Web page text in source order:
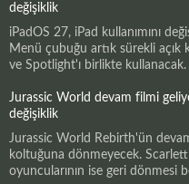
değişiklik
iPadOS 27, iPad kullanımını
Menü çubuğu artık sürekli açık
ve Spotlight'ı birlikte kullanacak.
Jurassic World devam filmi
değişiklik
Jurassic World Rebirth'ün
koltuğuna dönmeyecek.
oyuncularının ise geri dönmesi